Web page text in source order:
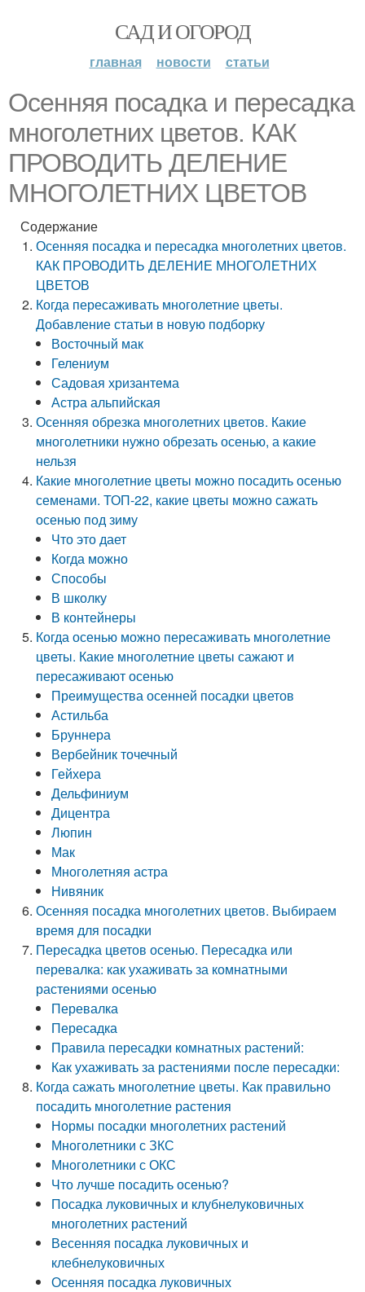
САД И ОГОРОД
главная новости статьи
Осенняя посадка и пересадка
многолетних цветов. КАК
ПРОВОДИТЬ ДЕЛЕНИЕ
МНОГОЛЕТНИХ ЦВЕТОВ
Содержание
Осенняя посадка и пересадка многолетних цветов.
КАК ПРОВОДИТЬ ДЕЛЕНИЕ МНОГОЛЕТНИХ
ЦВЕТОВ
Когда пересаживать многолетние цветы.
Добавление статьи в новую подборку
Восточный мак
Гелениум
Садовая хризантема
Астра альпийская
Осенняя обрезка многолетних цветов. Какие
многолетники нужно обрезать осенью, а какие
нельзя
Какие многолетние цветы можно посадить осенью
семенами. ТОП-22, какие цветы можно сажать
осенью под зиму
Что это дает
Когда можно
Способы
В школку
В контейнеры
Когда осенью можно пересаживать многолетние
цветы. Какие многолетние цветы сажают и
пересаживают осенью
Преимущества осенней посадки цветов
Астильба
Бруннера
Вербейник точечный
Гейхера
Дельфиниум
Дицентра
Люпин
Мак
Многолетняя астра
Нивяник
Осенняя посадка многолетних цветов. Выбираем
время для посадки
Пересадка цветов осенью. Пересадка или
перевалка: как ухаживать за комнатными
растениями осенью
Перевалка
Пересадка
Правила пересадки комнатных растений:
Как ухаживать за растениями после пересадки:
Когда сажать многолетние цветы. Как правильно
посадить многолетние растения
Нормы посадки многолетних растений
Многолетники с ЗКС
Многолетники с ОКС
Что лучше посадить осенью?
Посадка луковичных и клубнелуковичных
многолетних растений
Весенняя посадка луковичных и
клебнелуковичных
Осенняя посадка луковичных